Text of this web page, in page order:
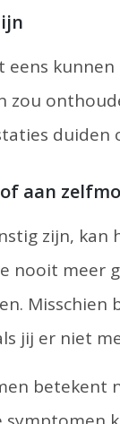
zou
aan
zijn, kan
nooit meer
Misschien
jij er niet